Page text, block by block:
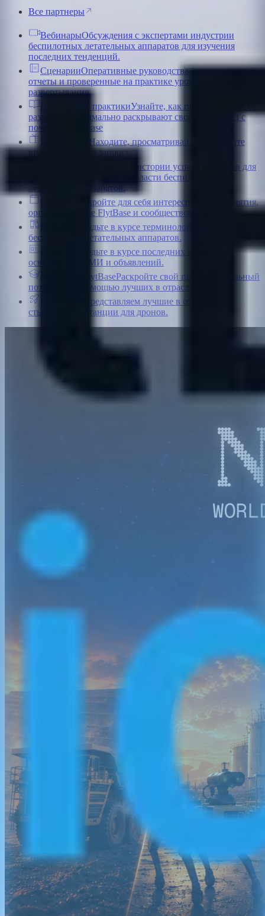
Все партнеры
ВебинарыОбсуждения с экспертами индустрии
беспилотных летательных аппаратов для изучения
последних тенденций.
СценарииОперативные руководства, аналитические
отчеты и проверенные на практике уроки
развертывания.
Примеры из практикиУзнайте, как предприятия всех
размеров максимально раскрывают свой потенциал с
помощью FlytBase
Находите, просматривайте и смотрите
видеоконтент по запросу.
Статьи, списки и истории успеха клиентов для
поставщиков решений в области беспилотных
летательных аппаратов.
Откройте для себя интересные мероприятия,
организованные FlytBase и сообществом партнеров.
Будьте в курсе терминологии в индустрии
беспилотных летательных аппаратов.
Будьте в курсе последних новостей,
освещения в СМИ и объявлений.
Академия FlytBaseРаскройте свой профессиональный
потенциал с помощью лучших в отрасли курсов.
Представляем лучшие в отрасли
стыковочные станции для дронов.